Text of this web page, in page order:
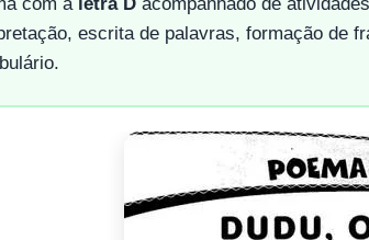
escrita de palavras, formação de